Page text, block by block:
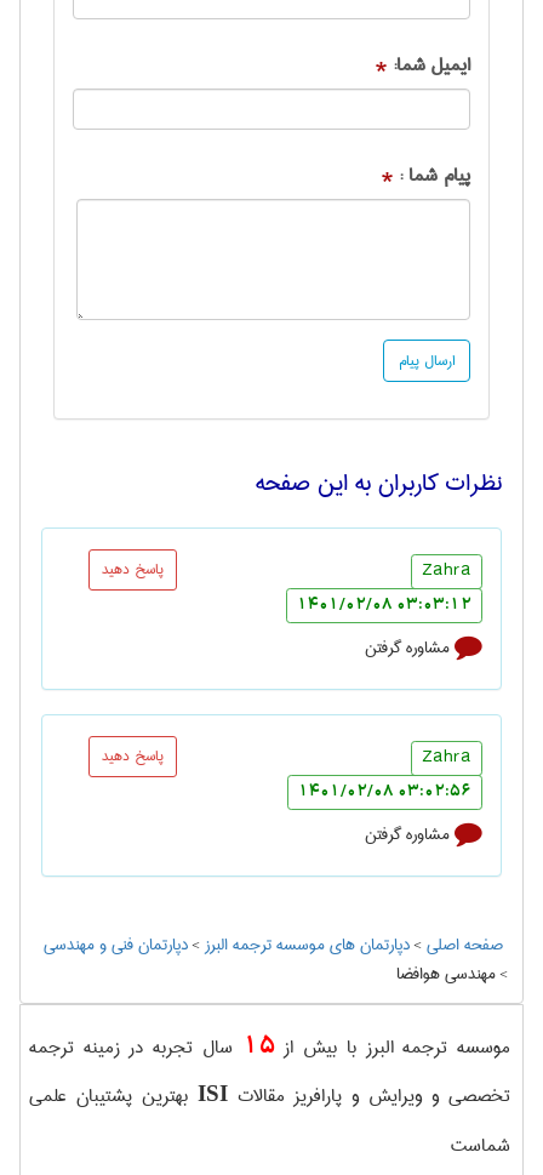
ایمیل شما: *
پیام شما : *
نظرات کاربران به این صفحه
Zahra
03:03:12 1401/02/08
پاسخ دهید
مشاوره گرفتن
Zahra
03:02:56 1401/02/08
پاسخ دهید
مشاوره گرفتن
صفحه اصلی>دپارتمان های موسسه ترجمه البرز>دپارتمان فنی و مهندسی
>مهندسی هوافضا
موسسه ترجمه البرز با بیش از15 سال تجربه در زمینه ترجمه
تخصصی و ویرایش و پارافریز مقالاتISI بهترین پشتیبان علمی
شماست